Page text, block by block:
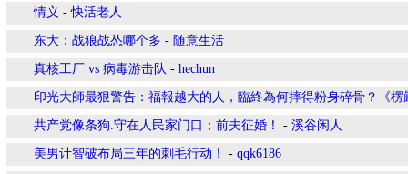
情义 -快活老人
东大：战狼战怂哪个多 - 随意生活
真核工厂 vs 病毒游击队 - hechun
印光大師最狠警告：福報越大的人，臨終為何摔得粉身碎骨？《楞
共产党像条狗.守在人民家门口；前夫征婚！ - 溪谷闲人
美男计智破布局三年的刺毛行动！ - qqk6186